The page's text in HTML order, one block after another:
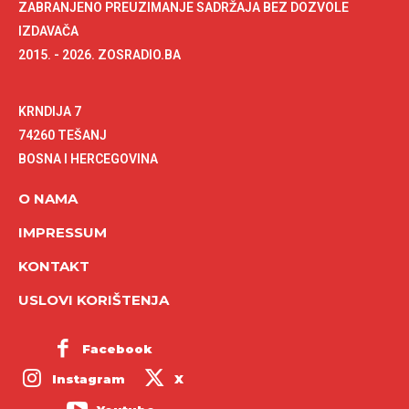
ZABRANJENO PREUZIMANJE SADRŽAJA BEZ DOZVOLE
IZDAVAČA
2015. - 2026. ZOSRADIO.BA
KRNDIJA 7
74260 TEŠANJ
BOSNA I HERCEGOVINA
O NAMA
IMPRESSUM
KONTAKT
USLOVI KORIŠTENJA
Facebook
Instagram X